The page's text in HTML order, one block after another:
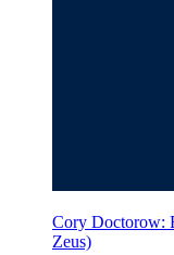
Cory Doctorow:
Zeus)